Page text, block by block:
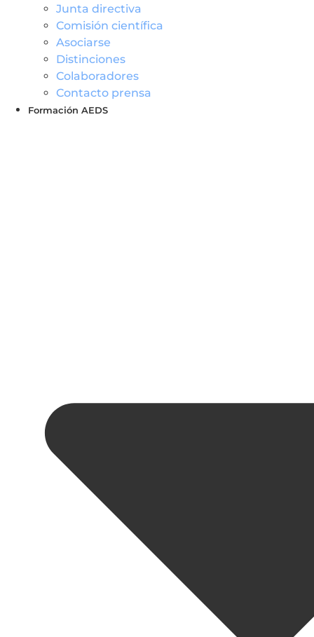
Junta directiva
Comisión científica
Asociarse
Distinciones
Colaboradores
Contacto prensa
Formación AEDS